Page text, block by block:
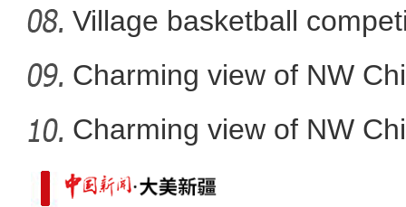
Village basketball
Charming view of NW
Charming view of NW